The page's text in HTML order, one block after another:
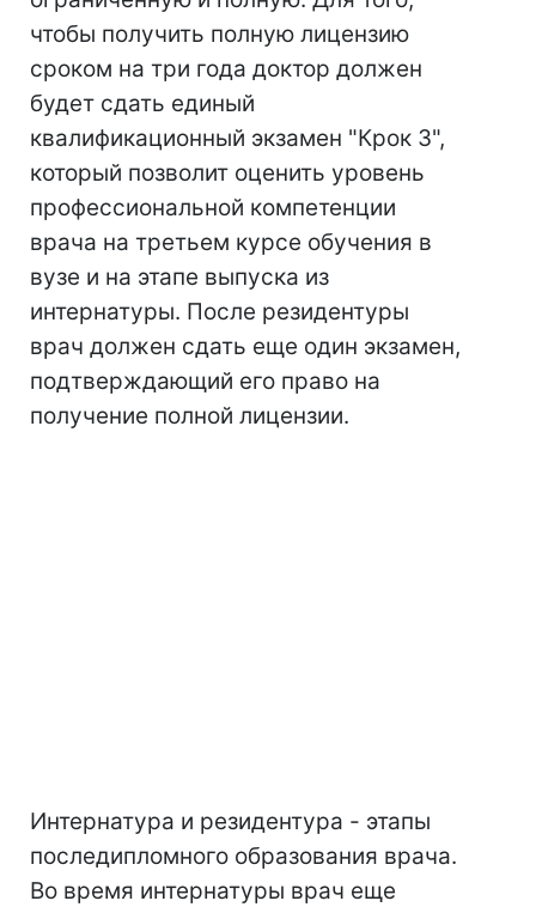
чтобы получить полную лицензию
сроком на три года доктор должен
будет сдать единый
квалификационный экзамен "Крок 3",
который позволит оценить уровень
профессиональной компетенции
врача на третьем курсе обучения в
вузе и на этапе выпуска из
интернатуры. После резидентуры
врач должен сдать еще один экзамен,
подтверждающий его право на
получение полной лицензии.
Интернатура и резидентура - этапы
последипломного образования врача.
Во время интернатуры врач еще